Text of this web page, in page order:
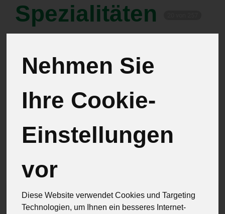
Nehmen Sie
Ihre Cookie-
Einstellungen
vor
Diese Website verwendet Cookies und Targeting
Technologien, um Ihnen ein besseres Internet-
Spezialitäten
Pflanzen
Hersteller Allergene